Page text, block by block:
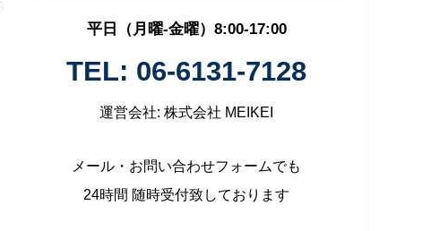
平日（月曜-金曜）8:00-17:00
TEL: 06-6131-7128
運営会社: 株式会社 MEIKEI
メール・お問い合わせフォームでも
24時間 随時受付致しております